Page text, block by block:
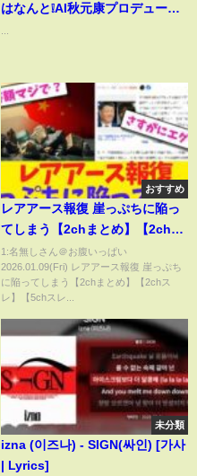
はなんと❕AI秋元康プロデュース
おすすめ
レアアース報復 崖っぷちに陥っ
てしまう【2chまとめ】【2chス
レ】【5chスレ】
1:名無しさん＠お腹いっぱい
2026.01.09(Fri) レアアース報復 崖っぷち
に陥ってしまう【2chまとめ】【2chス
レ】【5chスレ...
未分類
izna (이즈나) - SIGN(싸인) [가사
| Lyrics]